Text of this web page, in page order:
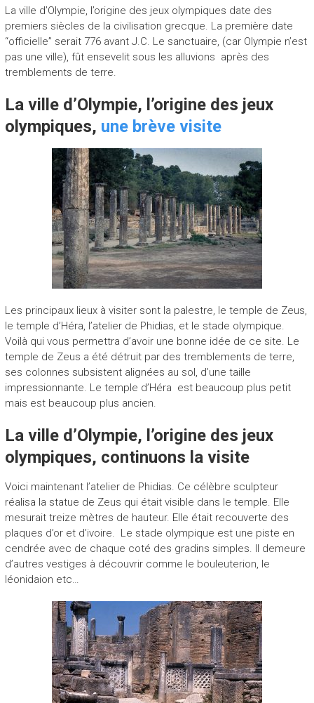
La ville d’Olympie, l’origine des jeux olympiques date des
premiers siècles de la civilisation grecque. La première date
“officielle” serait 776 avant J.C. Le sanctuaire, (car Olympie n’est
pas une ville), fût ensevelit sous les alluvions après des
tremblements de terre.
La ville d’Olympie, l’origine des jeux
olympiques, une brève visite
Les principaux lieux à visiter sont la palestre, le temple de Zeus,
le temple d’Héra, l’atelier de Phidias, et le stade olympique.
Voilà qui vous permettra d’avoir une bonne idée de ce site. Le
temple de Zeus a été détruit par des tremblements de terre,
ses colonnes subsistent alignées au sol, d’une taille
impressionnante. Le temple d’Héra est beaucoup plus petit
mais est beaucoup plus ancien.
La ville d’Olympie, l’origine des jeux
olympiques, continuons la visite
Voici maintenant l’atelier de Phidias. Ce célèbre sculpteur
réalisa la statue de Zeus qui était visible dans le temple. Elle
mesurait treize mètres de hauteur. Elle était recouverte des
plaques d’or et d’ivoire. Le stade olympique est une piste en
cendrée avec de chaque coté des gradins simples. Il demeure
d’autres vestiges à découvrir comme le bouleuterion, le
léonidaion etc…